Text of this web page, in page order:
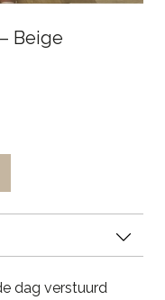
Beige
dag verstuurd